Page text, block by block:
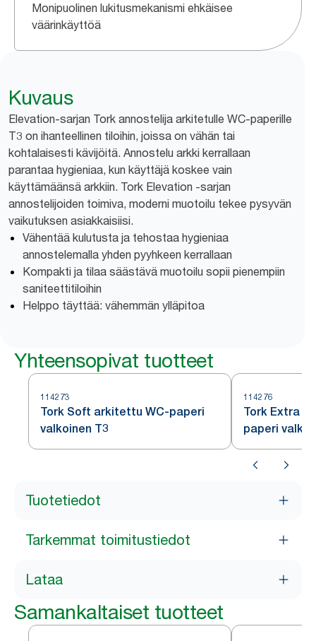
Monipuolinen lukitusmekanismi ehkäisee
väärinkäyttöä
Kuvaus
Elevation-sarjan Tork annostelija arkitetulle WC-paperille
T3 on ihanteellinen tiloihin, joissa on vähän tai
kohtalaisesti kävijöitä. Annostelu arkki kerrallaan
parantaa hygieniaa, kun käyttäjä koskee vain
käyttämäänsä arkkiin. Tork Elevation -sarjan
annostelijoiden toimiva, moderni muotoilu tekee pysyvän
vaikutuksen asiakkaisiisi.
Vähentää kulutusta ja tehostaa hygieniaa
annostelemalla yhden pyyhkeen kerrallaan
Kompakti ja tilaa säästävä muotoilu sopii pienempiin
saniteettitiloihin
Helppo täyttää: vähemmän ylläpitoa
Yhteensopivat tuotteet
114273
Tork Soft arkitettu WC-paperi
valkoinen T3
114276
Tork Extra
paperi
Tuotetiedot
Tarkemmat toimitustiedot
Lataa
Samankaltaiset tuotteet